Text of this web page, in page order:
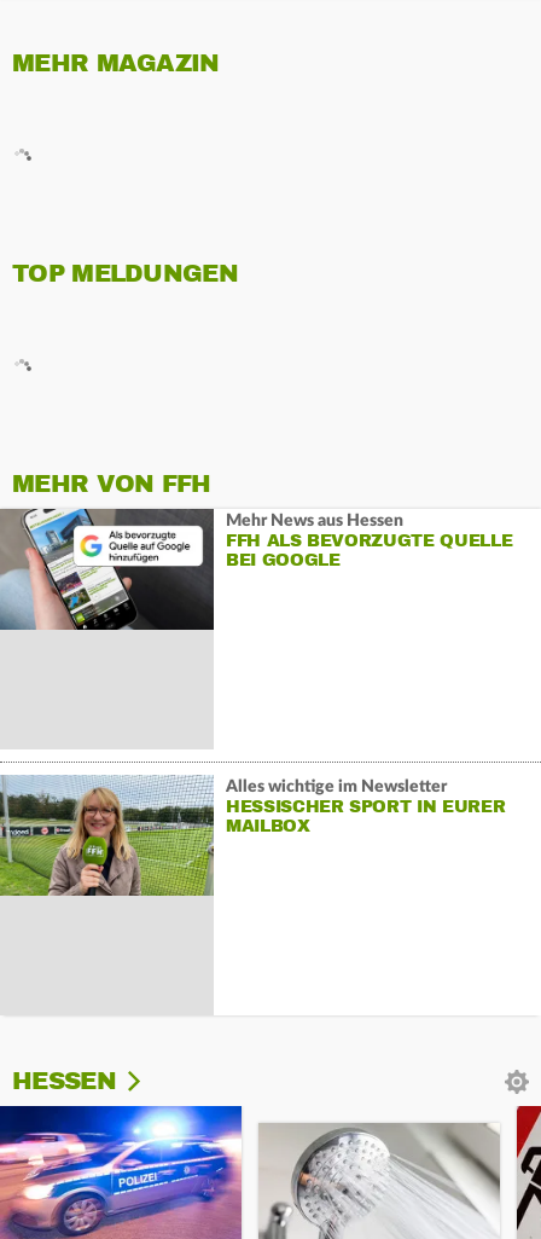
MEHR MAGAZIN
TOP MELDUNGEN
MEHR VON FFH
Mehr News aus Hessen
FFH ALS BEVORZUGTE QUELLE
BEI GOOGLE
Alles wichtige im Newsletter
HESSISCHER SPORT IN EURER
MAILBOX
HESSEN